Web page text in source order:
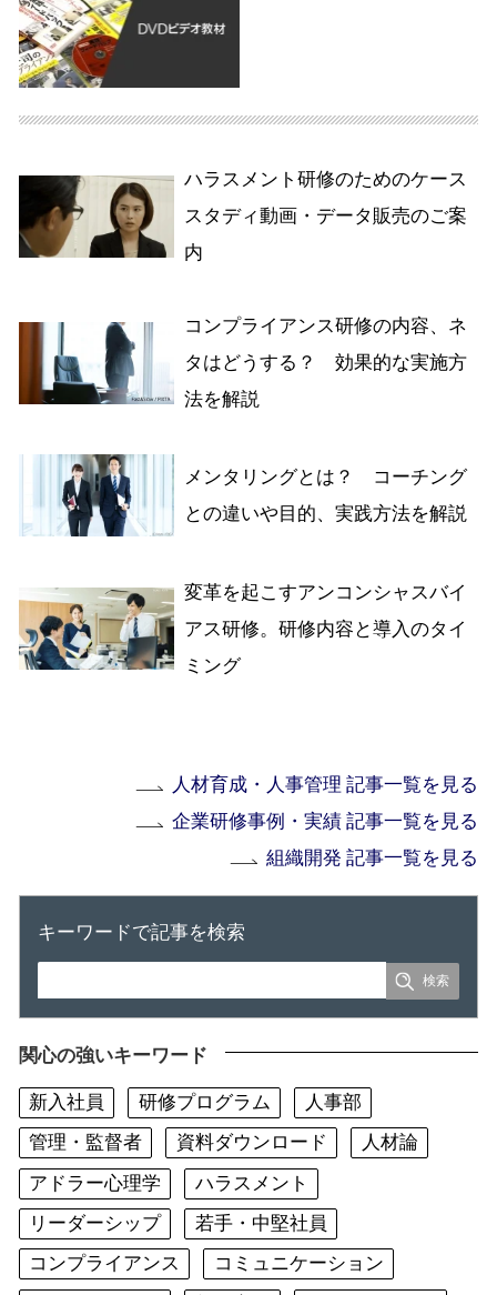
ハラスメント研修のためのケース
スタディ動画・データ販売のご案
内
コンプライアンス研修の内容、ネ
タはどうする？ 効果的な実施方
法を解説
メンタリングとは？ コーチング
との違いや目的、実践方法を解説
変革を起こすアンコンシャスバイ
アス研修。研修内容と導入のタイ
ミング
人材育成・人事管理 記事一覧を見る
企業研修事例・実績 記事一覧を見る
組織開発 記事一覧を見る
キーワードで記事を検索
関心の強いキーワード
新入社員 研修プログラム
人事部
管理・監督者
資料ダウンロード
人材論
アドラー心理学
ハラスメント
リーダーシップ
若手・中堅社員
コンプライアンス
コミュニケーション